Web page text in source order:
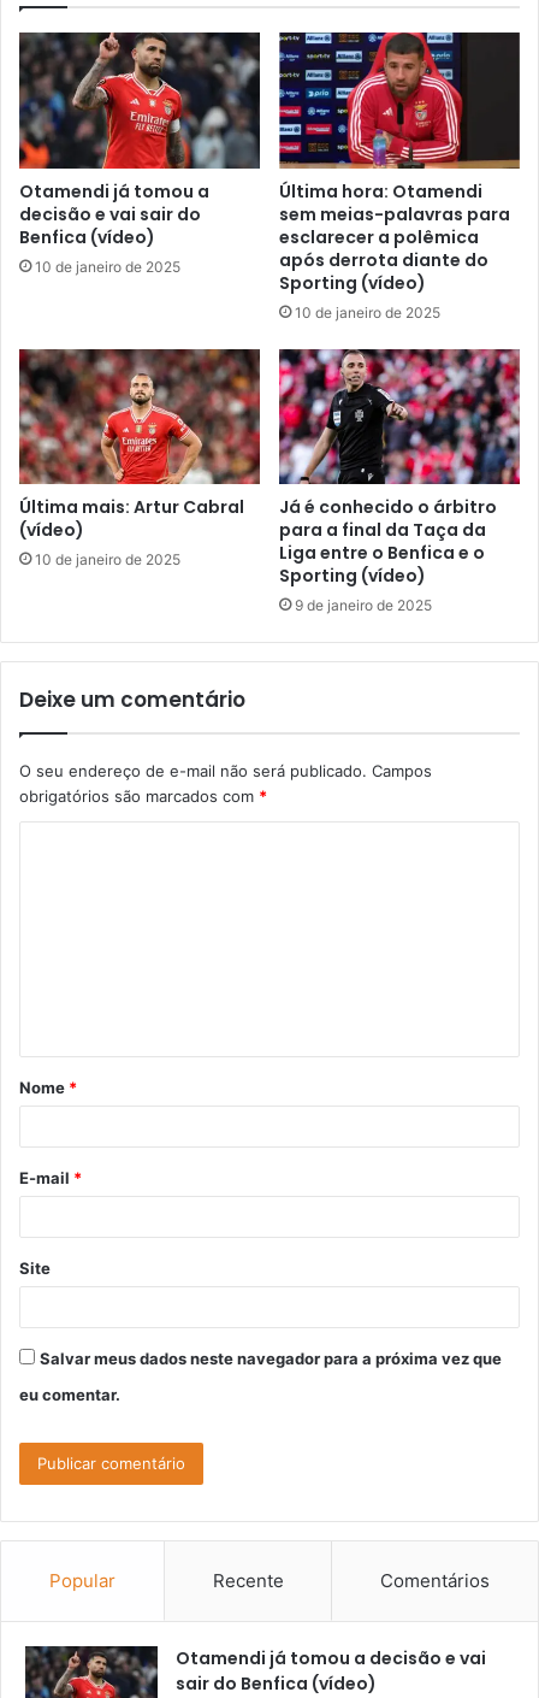
Otamendi já tomou a
decisão e vai sair do
Benfica (vídeo)
10 de janeiro de 2025
Última hora: Otamendi
sem meias-palavras para
esclarecer a polêmica
após derrota diante do
Sporting (vídeo)
10 de janeiro de 2025
Última mais: Artur Cabral
(vídeo)
10 de janeiro de 2025
Já é conhecido o árbitro
para a final da Taça da
Liga entre o Benfica e o
Sporting (vídeo)
9 de janeiro de 2025
Deixe um comentário
O seu endereço de e-mail não será publicado. Campos
obrigatórios são marcados com *
á
r
*
Nome *
E-mail *
Site
Salvar meus dados neste navegador para a próxima vez que
eu comentar.
Popular Recente Comentários
Otamendi já tomou a decisão e vai
sair do Benfica (vídeo)